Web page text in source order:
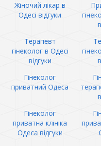
Жіночий лікар в
Одесі відгуки
Терапевт
гінеколог в Одесі
відгуки
Гінеколог
приватний Одеса
Гінеколог
приватна клініка
Одеса відгуки